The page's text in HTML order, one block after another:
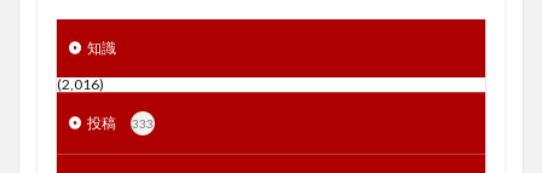
知識
(2,016)
投稿 333